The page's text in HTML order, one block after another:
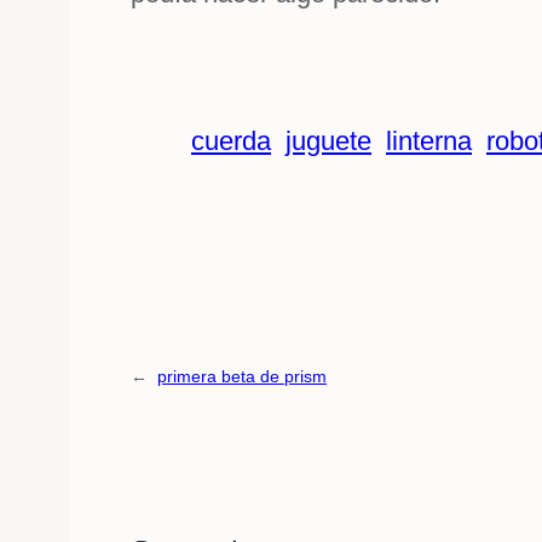
cuerda juguete linterna
← primera beta de prism